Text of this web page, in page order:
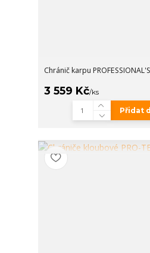
Chránič karpu
3 559 Kč/ks
Přidat